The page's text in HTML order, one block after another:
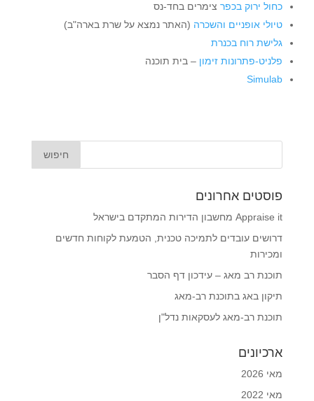
כחול ירוק בכפרצימרים בחד-נס
טיולי אופניים והשכרה (האתר נמצא על שרת בארה"ב)
גלישת רוח בכנרת
פלניט-פתרונות זימון – בית תוכנה
Simulab
פוסטים אחרונים
Appraise it מחשבון הדירות המתקדם בישראל
דרושים עובדים לתמיכה טכנית, הטמעת לקוחות חדשים
ומכירות
תוכנת רב מאג – עידכון דף הסבר
תיקון באג בתוכנת רב-מאג
תוכנת רב-מאג לעסקאות נדל"ן
ארכיונים
מאי 2026
מאי 2022